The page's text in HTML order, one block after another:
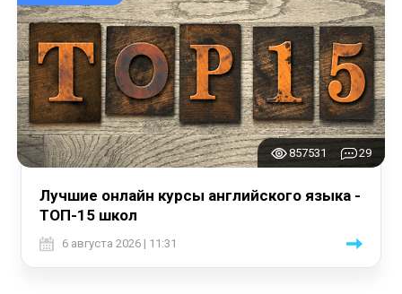
857531 29
Лучшие онлайн курсы английского языка -
ТОП-15 школ
6 августа 2026 | 11:31